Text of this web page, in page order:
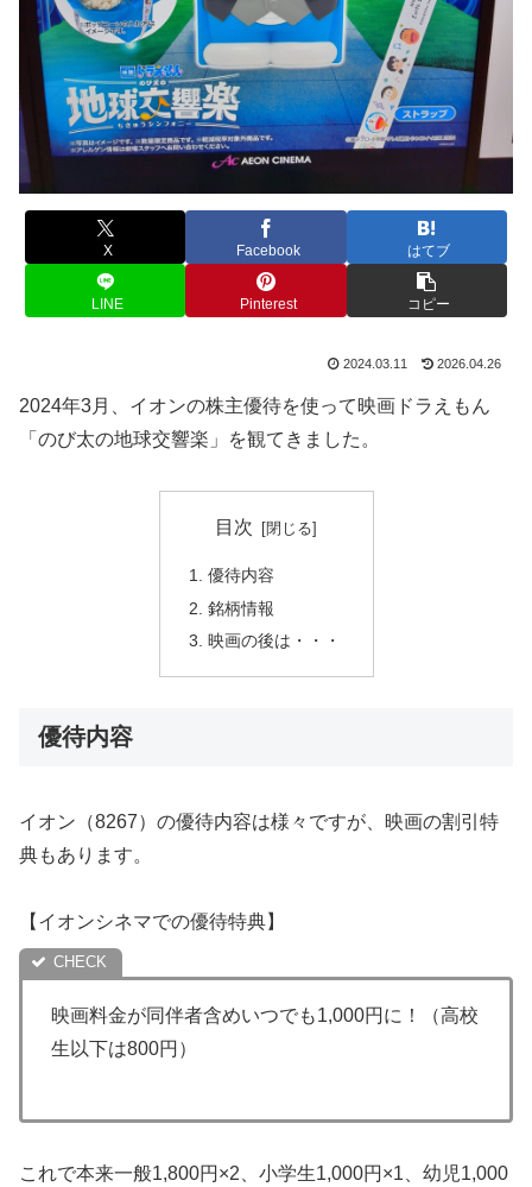
X Facebook はてブ
LINE Pinterest コピー
2024.03.11 2026.04.26
2024年3月、イオンの株主優待を使って映画ドラえもん
「のび太の地球交響楽」を観てきました。
目次
優待内容
銘柄情報
映画の後は・・・
優待内容
イオン（8267）の優待内容は様々ですが、映画の割引特
典もあります。
【イオンシネマでの優待特典】
映画料金が同伴者含めいつでも1,000円に！（高校
生以下は800円）
これで本来一般1,800円×2、小学生1,000円×1、幼児1,000